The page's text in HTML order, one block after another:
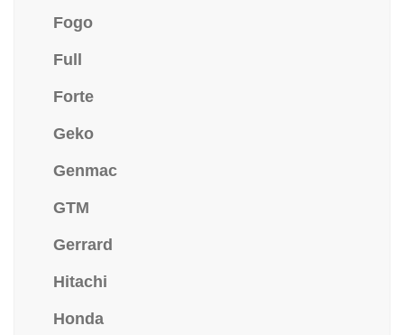
Fogo
Full
Forte
Geko
Genmac
GTM
Gerrard
Hitachi
Honda